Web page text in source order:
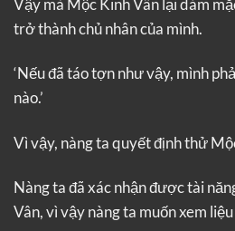
Vậy mà Mộc Kinh Vân lại dám
trở thành chủ nhân của mình.
‘Nếu đã táo tợn như vậy, mình
nào.’
Vì vậy, nàng ta quyết định thử
Nàng ta đã xác nhận được tài
Vân, vì vậy nàng ta muốn xem